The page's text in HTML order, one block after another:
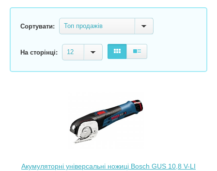
Сортувати: Топ продажів
На сторінці: 12
Акумуляторні універсальні ножиці Bosch GUS 10,8 V-LI